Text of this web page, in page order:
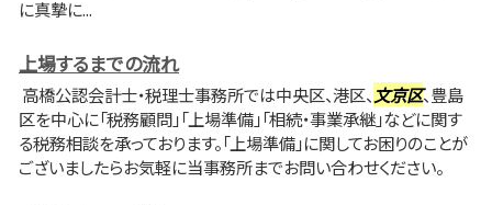
に真摯に...
上場するまでの流れ
高橋公認会計士・税理士事務所では中央区、港区、 文京区、豊島
区を中心に「税務顧問」「上場準備」「相続・事業承継」などに関す
る税務相談を承っております。「上場準備」に関してお困りのことが
ございましたらお気軽に当事務所までお問い合わせください。